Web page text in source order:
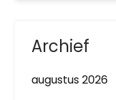
Archief
augustus 2026